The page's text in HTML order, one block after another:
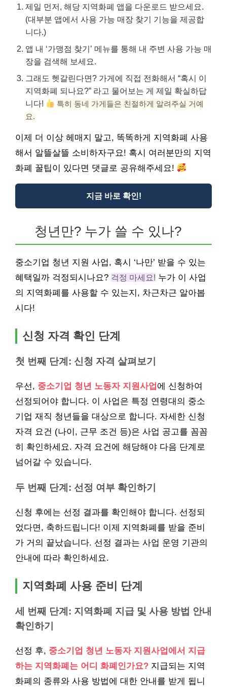
제일 먼저, 해당 지역화폐 앱을 다운로드 받으세요.
(대부분 앱에서 사용 가능 매장 찾기 기능을 제공합
니다.)
앱 내 ‘가맹점 찾기’ 메뉴를 통해 내 주변 사용 가능 매
장을 검색해 보세요.
그래도 헷갈린다면? 가게에 직접 전화해서 “혹시 이
지역화폐 되나요?” 라고 물어보는 게 제일 확실하답
니다!
특히 동네 가게들은 친절하게 알려주실 거예
요.
이제 더 이상 헤매지 말고, 똑똑하게 지역화폐 사용
해서 알뜰살뜰 소비하자구요! 혹시 여러분만의 지역
화폐 꿀팁이 있다면 댓글로 공유해주세요!
지금 바로 확인!
청년만? 누가 쓸 수 있나?
중소기업 청년 지원 사업, 혹시 ‘나만’ 받을 수 있는
혜택일까 걱정되시나요? 걱정 마세요! 누가 이 사업
의 지역화폐를 사용할 수 있는지, 차근차근 알아봅
시다!
신청 자격 확인 단계
첫 번째 단계: 신청 자격 살펴보기
우선, 중소기업 청년 노동자 지원사업 에 신청하여
선정되어야 합니다. 이 사업은 특정 연령대의 중소
기업 재직 청년들을 대상으로 합니다. 자세한 신청
자격 요건 (나이, 근무 조건 등)은 사업 공고를 꼼꼼
히 확인하세요. 자격 요건에 해당해야 다음 단계로
넘어갈 수 있습니다.
두 번째 단계: 선정 여부 확인하기
신청 후에는 선정 결과를 확인해야 합니다. 선정되
었다면, 축하드립니다! 이제 지역화폐를 받을 준비
가 거의 끝났습니다. 선정 결과는 사업 운영 기관의
안내에 따라 확인하세요.
지역화폐 사용 준비 단계
세 번째 단계: 지역화폐 지급 및 사용 방법 안내
확인하기
선정 후, 중소기업 청년 노동자 지원사업에서 지급
하는 지역화폐는 어디 화폐인가요? 지급되는 지역
화폐의 종류와 사용 방법에 대한 안내를 받게 됩니